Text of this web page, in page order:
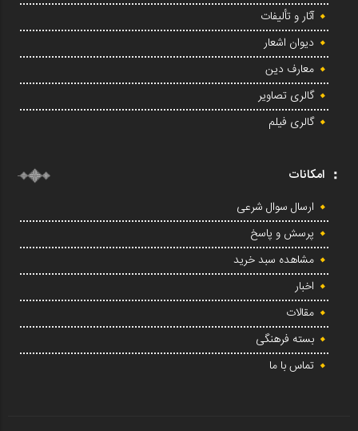
آثار و تألیفات
دیوان اشعار
معارف دین
گالری تصاویر
گالری فیلم
امکانات
ارسال سوال شرعی
پرسش و پاسخ
مشاهده سبد خرید
اخبار
مقالات
بسته فرهنگی
تماس با ما